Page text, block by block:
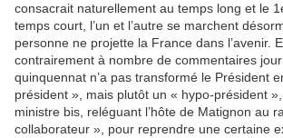
consacrait naturellement au temps long et le
temps court, l’un et l’autre se marchent
personne ne projette la France dans l’avenir.
contrairement à nombre de commentaires
quinquennat n’a pas transformé le Président
président », mais plutôt un « hypo-président
ministre bis, reléguant l’hôte de Matignon au
collaborateur », pour reprendre une certaine